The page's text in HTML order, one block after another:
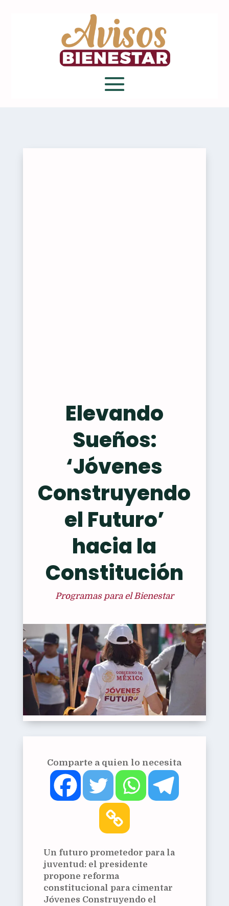
Elevando
Sueños:
‘Jóvenes
Construyendo
el Futuro’
hacia la
Constitución
Programas para el Bienestar
Comparte a quien lo necesita
Un futuro prometedor para la
juventud: el presidente
propone reforma
constitucional para cimentar
Jóvenes Construyendo el